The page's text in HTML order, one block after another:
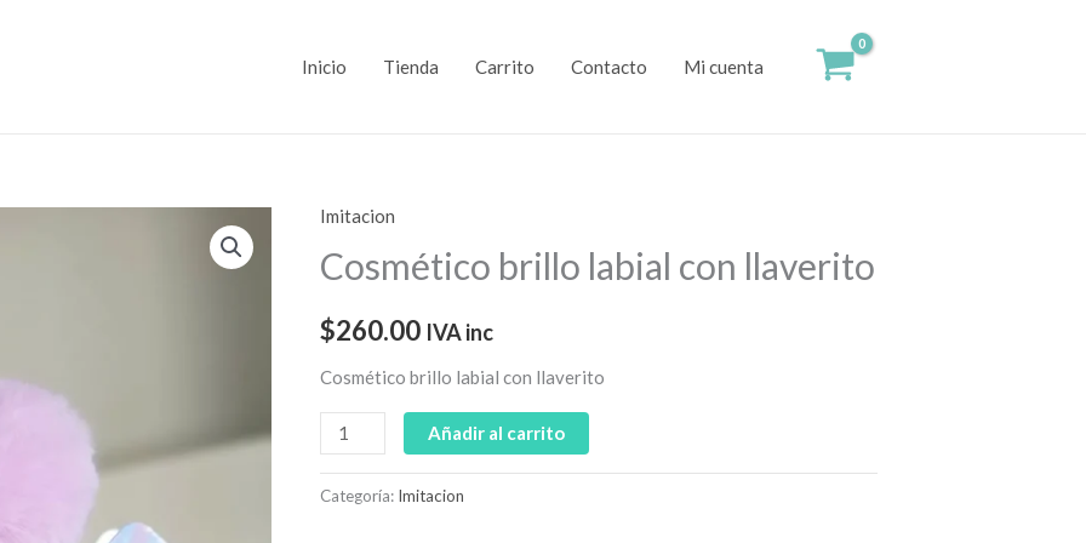
Inicio Tienda Carrito Contacto Mi cuenta
Imitacion
Cosmético brillo labial con llaverito
$260.00 IVA inc
Cosmético brillo labial con llaverito
Cosmético
brillo
labial
con
cantidad
Añadir al carrito
Categoría: Imitacion